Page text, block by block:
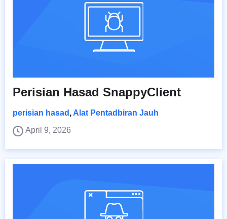
Perisian Hasad SnappyClient
perisian hasad , Alat Pentadbiran Jauh
April 9, 2026